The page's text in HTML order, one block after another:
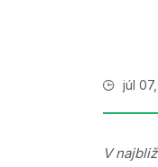
júl
V